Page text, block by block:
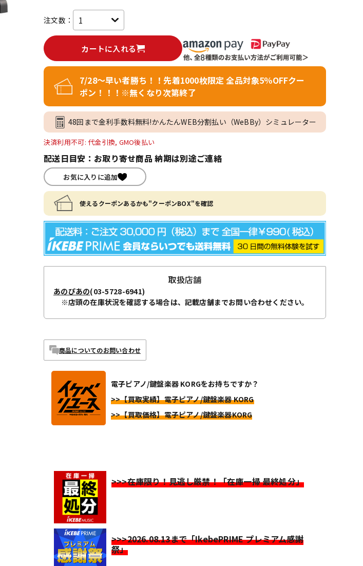
注文数：
カートに入れる
7/28～早い者勝ち！！先着1000枚限定 全品対象5％OFFクー
ポン！！！※無くなり次第終了
48回まで金利手数料無料!かんたんWEB分割払い（WeBBy）シミュレーター
決済利用不可: 代金引換, GMO後払い
配送日目安：お取り寄せ商品 納期は別途ご連絡
お気に入りに追加
使えるクーポンあるかも"クーポンBOX"を確認
取扱店舗
あのぴあの(03-5728-6941)
※店頭の在庫状況を確認する場合は、記載店舗までお問い合わせください。
商品についてのお問い合わせ
電子ピアノ/鍵盤楽器 KORGをお持ちですか？
>>【買取実績】電子ピアノ/鍵盤楽器 KORG
>>【買取価格】電子ピアノ/鍵盤楽器KORG
>>>在庫限り！見逃し厳禁！「在庫一掃 最終処分」
>>>2026.08.13まで「IkebePRIME プレミアム感謝
祭」